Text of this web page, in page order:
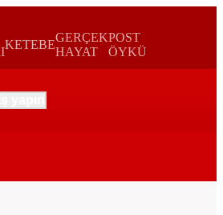
KETEBE
GERÇEK
HAYAT
POST
ÖYKÜ